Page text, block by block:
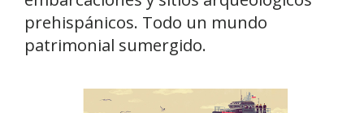
prehispánicos. Todo un mundo
patrimonial sumergido.